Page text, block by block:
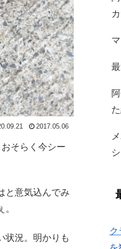
2017.05.06
そらく今シー
と意気込んでみ
状況。明かりも